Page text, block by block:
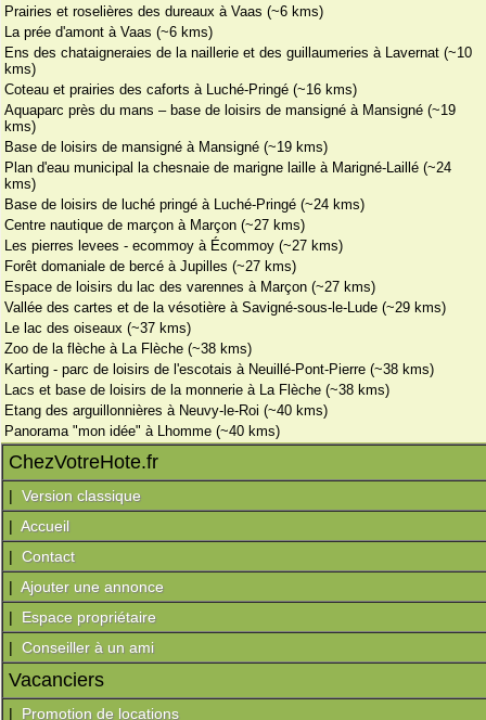
Prairies et roselières des dureaux à Vaas (~6 kms)
La prée d'amont à Vaas (~6 kms)
Ens des chataigneraies de la naillerie et des guillaumeries à Lavernat (~10
kms)
Coteau et prairies des caforts à Luché-Pringé (~16 kms)
Aquaparc près du mans – base de loisirs de mansigné à Mansigné (~19
kms)
Base de loisirs de mansigné à Mansigné (~19 kms)
Plan d'eau municipal la chesnaie de marigne laille à Marigné-Laillé (~24
kms)
Base de loisirs de luché pringé à Luché-Pringé (~24 kms)
Centre nautique de marçon à Marçon (~27 kms)
Les pierres levees - ecommoy à Écommoy (~27 kms)
Forêt domaniale de bercé à Jupilles (~27 kms)
Espace de loisirs du lac des varennes à Marçon (~27 kms)
Vallée des cartes et de la vésotière à Savigné-sous-le-Lude (~29 kms)
Le lac des oiseaux (~37 kms)
Zoo de la flèche à La Flèche (~38 kms)
Karting - parc de loisirs de l'escotais à Neuillé-Pont-Pierre (~38 kms)
Lacs et base de loisirs de la monnerie à La Flèche (~38 kms)
Etang des arguillonnières à Neuvy-le-Roi (~40 kms)
Panorama "mon idée" à Lhomme (~40 kms)
ChezVotreHote.fr
| Version classique
| Accueil
| Contact
| Ajouter une annonce
| Espace propriétaire
| Conseiller à un ami
Vacanciers
| Promotion de locations